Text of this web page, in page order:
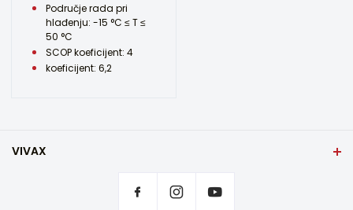
Područje rada pri
hlađenju: -15 °C ≤ T ≤
50 °C
SCOP koeficijent: 4
koeficijent: 6,2
VIVAX
Gdje mogu da se kupe VIVAX proizvodi?